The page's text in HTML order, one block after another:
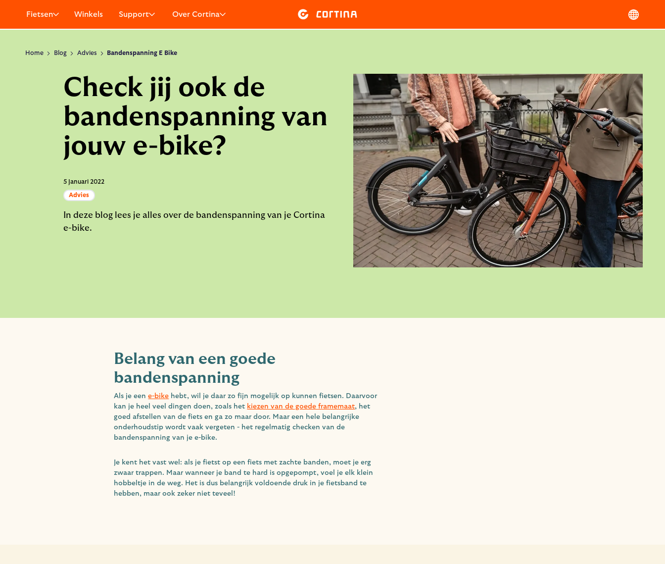
Fietsen Winkels Support Over Cortina
Home Blog Advies Bandenspanning E Bike
Check jij ook de
bandenspanning van
jouw e-bike?
5 Januari 2022
Advies
In deze blog lees je alles over de bandenspanning van je Cortina
e-bike.
Belang van een goede
bandenspanning
Als je eene-bike hebt, wil je daar zo fijn mogelijk op kunnen fietsen. Daarvoor
kan je heel veel dingen doen, zoals het kiezen van de goede framemaat, het
goed afstellen van de fiets en ga zo maar door. Maar een hele belangrijke
onderhoudstip wordt vaak vergeten - het regelmatig checken van de
bandenspanning van je e-bike.
Je kent het vast wel: als je fietst op een fiets met zachte banden, moet je erg
zwaar trappen. Maar wanneer je band te hard is opgepompt, voel je elk klein
hobbeltje in de weg. Het is dus belangrijk voldoende druk in je fietsband te
hebben, maar ook zeker niet teveel!